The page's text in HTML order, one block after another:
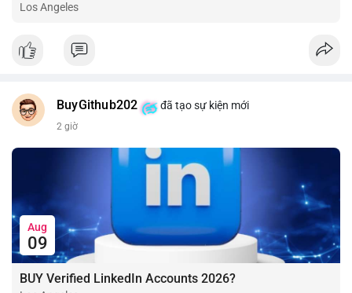
Los Angeles
BuyGithub202 đã tạo sự kiện mới
2 giờ
Aug
09
BUY Verified LinkedIn Accounts 2026?